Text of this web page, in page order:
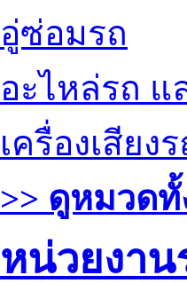
อู่ซ่อมรถ
อะไหล่รถ
เครื่องเสียง
>> ดูหมวด
หน่วยงาน